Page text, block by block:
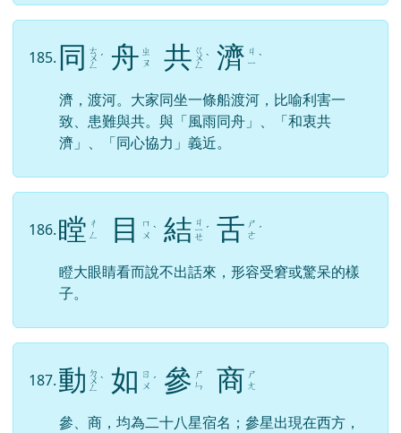
185. 同 ㄊ
ㄨ
ㄥ
ˊ 舟 ㄓ
ㄡ
共 ㄍ
ㄨ
ㄥ
ˋ 濟 ㄐ
ㄧ ˋ
濟，渡河。大家同坐一條船渡河，比喻利害一
致、患難與共。與「風雨同舟」、「和衷共
濟」、「同心協力」義近。
186.瞠 ㄔ
ㄥ
目
ㄇ
ㄨ ˋ 結 ㄐ
ㄧ
ㄝ
ˊ 舌 ㄕ
ㄜ ˊ
瞪大眼睛看而說不出話來，形容受窘或驚呆的樣
子。
187.動 ㄉ
ㄨ
ㄥ
ˋ 如 ㄖ
ㄨ ˊ 參 ㄕ
ㄣ
商 ㄕ
ㄤ
參、商，均為二十八星宿名；參星出現在西方，